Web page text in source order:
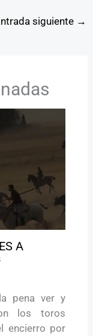
siguiente →
A
pena ver y
los toros
encierro por